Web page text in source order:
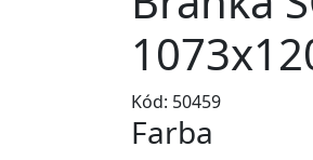
Kód: 50459
Farba